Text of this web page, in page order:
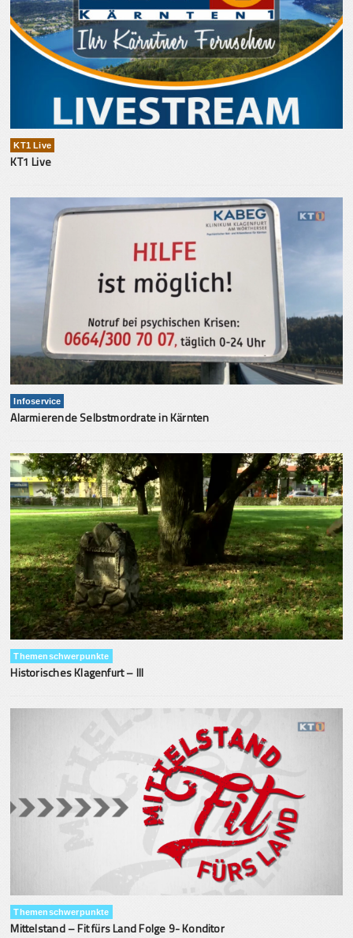
KT1 Live
KT1 Live
Infoservice
Alarmierende Selbstmordrate in Kärnten
Themenschwerpunkte
Historisches Klagenfurt – III
Themenschwerpunkte
Mittelstand – Fit fürs Land Folge 9- Konditor